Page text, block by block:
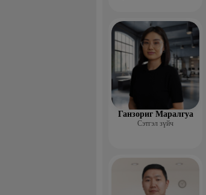
Ганзориг Маралгуа
Сэтгэл зүйч